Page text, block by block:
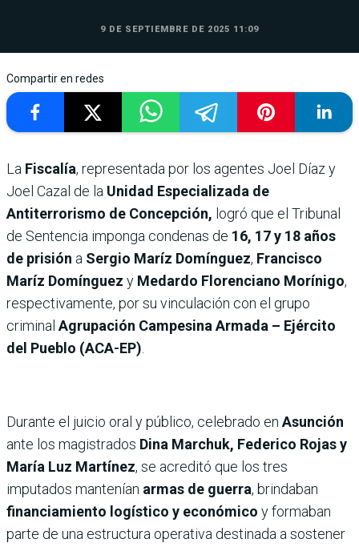
9 DE SEPTIEMBRE DE 2025 11:09
Compartir en redes
La Fiscalía, representada por los agentes Joel Díaz y
Joel Cazal de la Unidad Especializada de
Antiterrorismo de Concepción, logró que el Tribunal
de Sentencia imponga condenas de 16, 17 y 18 años
de prisión a Sergio Maríz Domínguez, Francisco
Maríz Domínguez y Medardo Florenciano Morínigo,
respectivamente, por su vinculación con el grupo
criminal Agrupación Campesina Armada – Ejército
del Pueblo (ACA-EP).
Durante el juicio oral y público, celebrado en Asunción
ante los magistrados Dina Marchuk, Federico Rojas y
María Luz Martínez, se acreditó que los tres
imputados mantenían armas de guerra, brindaban
financiamiento logístico y económico y formaban
parte de una estructura operativa destinada a sostener